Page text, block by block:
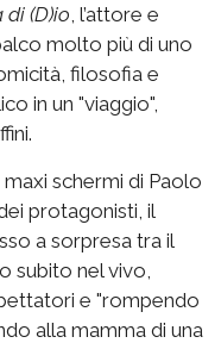
(D)io , l’attore e
molto più di uno
filosofia e
in un "viaggio",
schermi di Paolo
protagonisti, il
a sorpresa tra il
subito nel vivo,
e "rompendo
alla mamma di una